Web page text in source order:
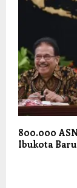
800.000
Ibukota Baru